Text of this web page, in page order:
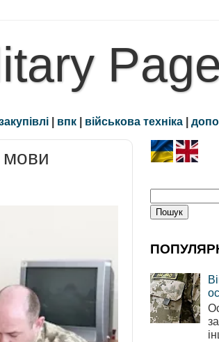
| впк | військова техніка |
мови